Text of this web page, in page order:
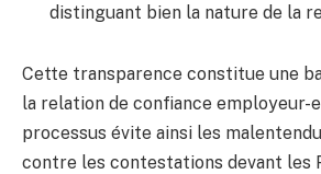
distinguant bien la nature de la
Cette transparence constitue une
la relation de confiance employeur-
processus évite ainsi les
contre les contestations devant les